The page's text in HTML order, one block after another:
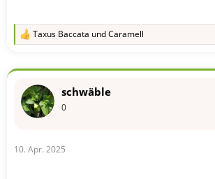
R
k
o
:
Taxus Baccata undCaramell
schwäble
0
10. Apr. 2025